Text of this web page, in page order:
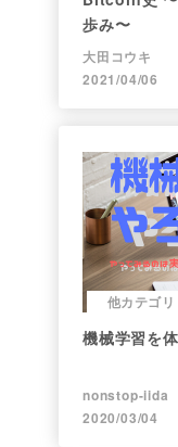
歩み〜
大田コウキ
2021/04/06
他カテゴリ
機械学習を
nonstop-iida
2020/03/04